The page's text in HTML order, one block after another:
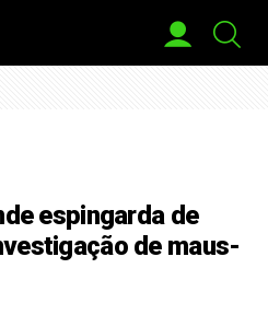
espingarda de
de maus-